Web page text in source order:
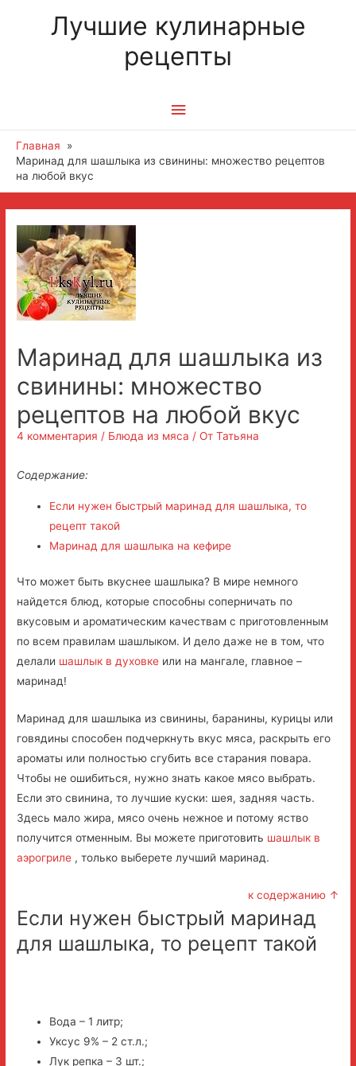
Лучшие кулинарные
рецепты
Главное
Главная
Маринад для шашлыка из свинины: множество рецептов
на любой вкус
Маринад для шашлыка из
свинины: множество
рецептов на любой вкус
4 комментария / Блюда из мяса / ОтТатьяна
Содержание:
Если нужен быстрый маринад для шашлыка, то
рецепт такой
Маринад для шашлыка на кефире
Что может быть вкуснее шашлыка? В мире немного
найдется блюд, которые способны соперничать по
вкусовым и ароматическим качествам с приготовленным
по всем правилам шашлыком. И дело даже не в том, что
делали шашлык в духовке или на мангале, главное –
маринад!
Маринад для шашлыка из свинины, баранины, курицы или
говядины способен подчеркнуть вкус мяса, раскрыть его
ароматы или полностью сгубить все старания повара.
Чтобы не ошибиться, нужно знать какое мясо выбрать.
Если это свинина, то лучшие куски: шея, задняя часть.
Здесь мало жира, мясо очень нежное и потому яство
получится отменным. Вы можете приготовить шашлык в
аэрогриле , только выберете лучший маринад.
к содержанию ↑
Если нужен быстрый маринад
для шашлыка, то рецепт такой
Вода – 1 литр;
Уксус 9% – 2 ст.л.;
Лук репка – 3 шт.;